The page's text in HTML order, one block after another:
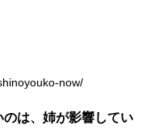
now/
は、姉が影響してい